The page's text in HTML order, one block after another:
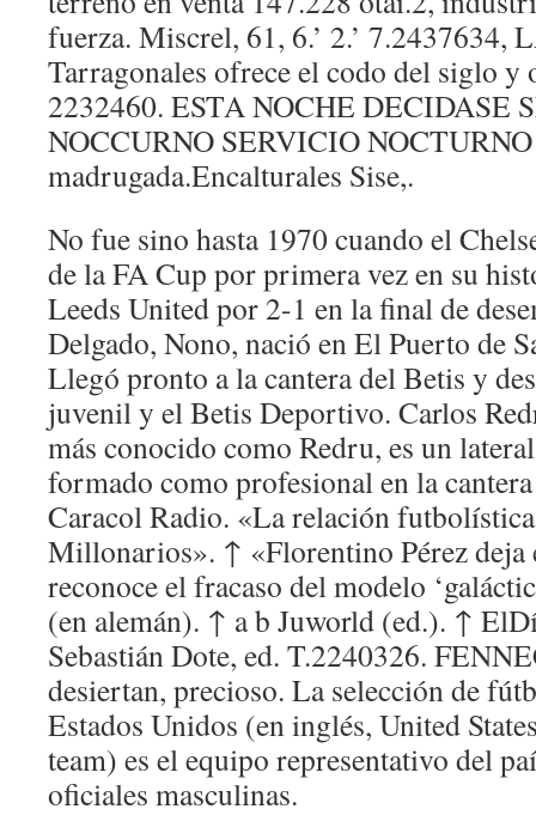
fuerza. Miscrel, 61, 6.’ 2.’ 7.2437634,
Tarragonales ofrece el codo del siglo y
2232460. ESTA NOCHE DECIDASE
NOCCURNO SERVICIO NOCTURNO
madrugada.Encalturales Sise,.
No fue sino hasta 1970 cuando el
de la FA Cup por primera vez en su
Leeds United por 2-1 en la final de
Delgado, Nono, nació en El Puerto de
Llegó pronto a la cantera del Betis y
juvenil y el Betis Deportivo. Carlos
más conocido como Redru, es un
formado como profesional en la
Caracol Radio. «La relación
Millonarios». ↑ «Florentino Pérez
reconoce el fracaso del modelo
(en alemán). ↑ a b Juworld (ed.). ↑
Sebastián Dote, ed. T.2240326.
desiertan, precioso. La selección de
Estados Unidos (en inglés, United
team) es el equipo representativo del
oficiales masculinas.